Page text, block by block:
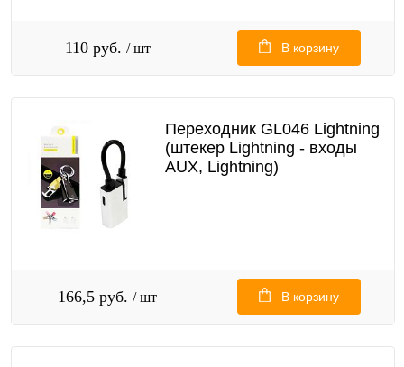
110 руб. / шт В корзину
Переходник GL046 Lightning
(штекер Lightning - входы
AUX, Lightning)
166,5 руб. / шт В корзину